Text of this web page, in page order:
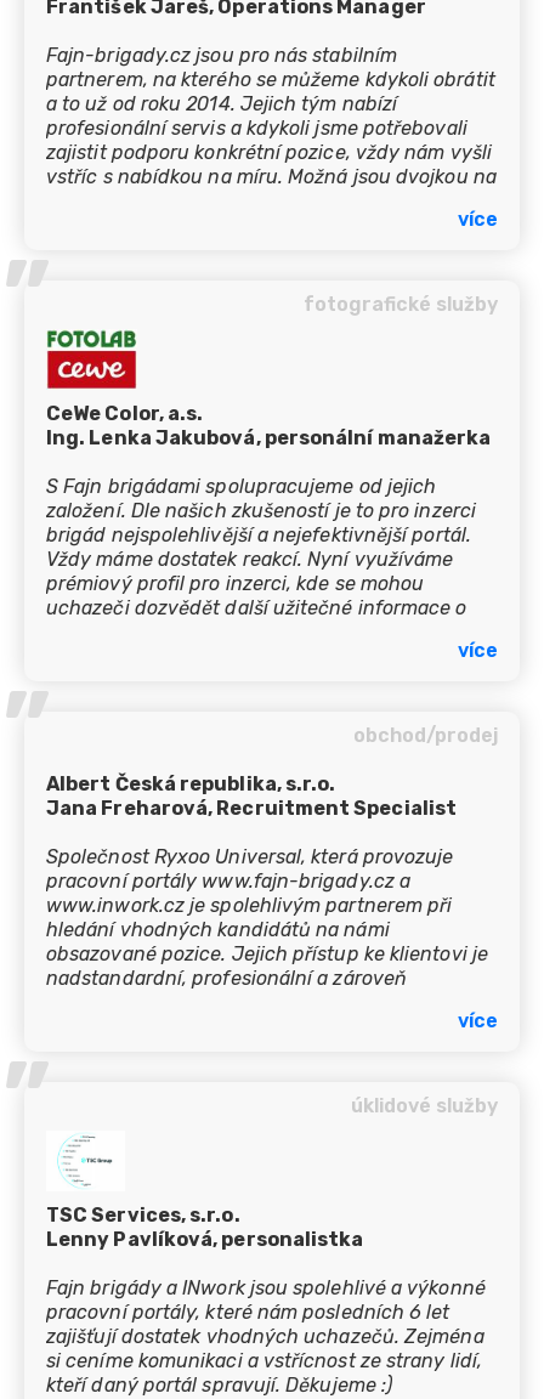
František Jareš, Operations Manager
Fajn-brigady.cz jsou pro nás stabilním
partnerem, na kterého se můžeme kdykoli obrátit
a to už od roku 2014. Jejich tým nabízí
profesionální servis a kdykoli jsme potřebovali
zajistit podporu konkrétní pozice, vždy nám vyšli
vstříc s nabídkou na míru. Možná jsou dvojkou na
více
’’ fotografické služby
CeWe Color, a.s.
Ing. Lenka Jakubová, personální manažerka
S Fajn brigádami spolupracujeme od jejich
založení. Dle našich zkušeností je to pro inzerci
brigád nejspolehlivější a nejefektivnější portál.
Vždy máme dostatek reakcí. Nyní využíváme
prémiový profil pro inzerci, kde se mohou
uchazeči dozvědět další užitečné informace o
všechny regiony v ČR. Obzvlášť v předvánoční
o brigády. Spolupráce je výborná i po
jen doporučit!
více
’’ obchod/prodej
Albert Česká republika, s.r.o.
Jana Freharová, Recruitment Specialist
Společnost Ryxoo Universal, která provozuje
pracovní portály www.fajn-brigady.cz a
www.inwork.cz je spolehlivým partnerem při
hledání vhodných kandidátů na námi
obsazované pozice. Jejich přístup ke klientovi je
nadstandardní, profesionální a zároveň
více
’’ úklidové služby
TSC Services, s.r.o.
Lenny Pavlíková, personalistka
Fajn brigády a INwork jsou spolehlivé a výkonné
pracovní portály, které nám posledních 6 let
zajišťují dostatek vhodných uchazečů. Zejména
si ceníme komunikaci a vstřícnost ze strany lidí,
kteří daný portál spravují. Děkujeme :)